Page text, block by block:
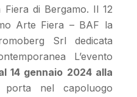
Fiera di Bergamo. Il 12
Arte Fiera – BAF la
Srl dedicata
L’evento
14 gennaio 2024 alla
nel capoluogo